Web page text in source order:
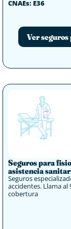
CNAEs: E36
Ver
Seguros para
asistencia
Seguros
accidentes. Llama
cobertura